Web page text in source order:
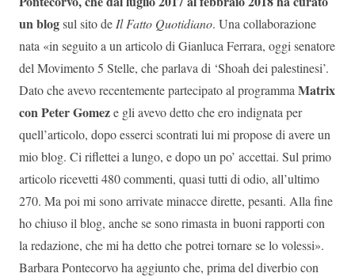
un blogsul sito deIl Fatto Quotidiano. Una collaborazione
nata «in seguito a un articolo di Gianluca Ferrara, oggi senatore
del Movimento 5 Stelle, che parlava di ‘Shoah dei palestinesi’.
Dato che avevo recentemente partecipato al programmaMatrix
con Peter Gomeze gli avevo detto che ero indignata per
quell’articolo, dopo esserci scontrati lui mi propose di avere un
mio blog. Ci riflettei a lungo, e dopo un po’ accettai. Sul primo
articolo ricevetti 480 commenti, quasi tutti di odio, all’ultimo
270. Ma poi mi sono arrivate minacce dirette, pesanti. Alla fine
ho chiuso il blog, anche se sono rimasta in buoni rapporti con
la redazione, che mi ha detto che potrei tornare se lo volessi».
Barbara Pontecorvo ha aggiunto che, prima del diverbio con